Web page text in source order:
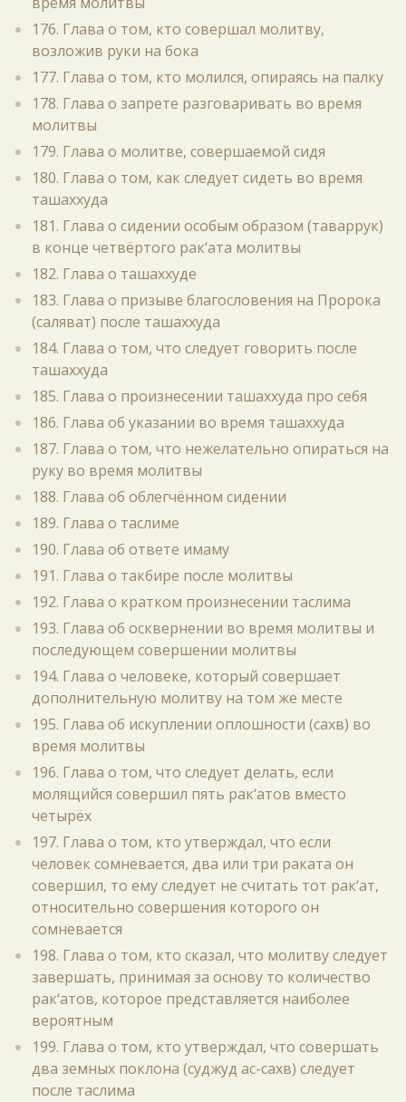
176. Глава о том, кто совершал молитву,
возложив руки на бока
177. Глава о том, кто молился, опираясь на палку
178. Глава о запрете разговаривать во время
молитвы
179. Глава о молитве, совершаемой сидя
180. Глава о том, как следует сидеть во время
ташаххуда
181. Глава о сидении особым образом (таваррук)
в конце четвёртого рак‘ата молитвы
182. Глава о ташаххуде
183. Глава о призыве благословения на Пророка
(саляват) после ташаххуда
184. Глава о том, что следует говорить после
ташаххуда
185. Глава о произнесении ташаххуда про себя
186. Глава об указании во время ташаххуда
187. Глава о том, что нежелательно опираться на
руку во время молитвы
188. Глава об облегчённом сидении
189. Глава о таслиме
190. Глава об ответе имаму
191. Глава о такбире после молитвы
192. Глава о кратком произнесении таслима
193. Глава об осквернении во время молитвы и
последующем совершении молитвы
194. Глава о человеке, который совершает
дополнительную молитву на том же месте
195. Глава об искуплении оплошности (сахв) во
время молитвы
196. Глава о том, что следует делать, если
молящийся совершил пять рак‘атов вместо
четырёх
197. Глава о том, кто утверждал, что если
человек сомневается, два или три раката он
совершил, то ему следует не считать тот рак‘ат,
относительно совершения которого он
сомневается
198. Глава о том, кто сказал, что молитву следует
завершать, принимая за основу то количество
рак‘атов, которое представляется наиболее
вероятным
199. Глава о том, кто утверждал, что совершать
два земных поклона (суджуд ас-сахв) следует
после таслима